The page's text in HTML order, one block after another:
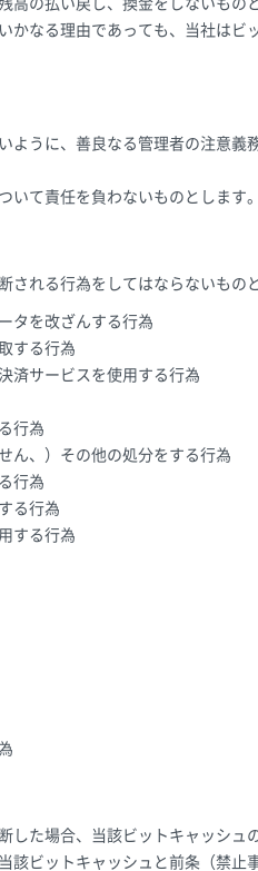
の払い戻し、換金をしないもの
かなる理由であっても、当社はビ
ように、善良なる管理者の注意義
いて責任を負わないものとします。
れる行為をしてはならないもの
タを改ざんする行為
する行為
済サービスを使用する行為
行為
ん、）その他の処分をする行為
行為
る行為
する行為
した場合、当該ビットキャッシュ
該ビットキャッシュと前条（禁止